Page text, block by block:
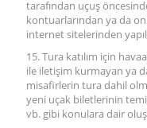
tarafından uçuş
kontuarlarından ya da
internet sitelerinden
15. Tura katılım için
ile iletişim kurmayan ya
misafirlerin tura dahil
yeni uçak biletlerinin
vb. gibi konulara dair